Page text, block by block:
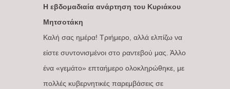
Η εβδομαδιαία ανάρτηση του Κυριάκου
Μητσοτάκη
Καλή σας ημέρα! Τριήμερο, αλλά ελπίζω να
είστε συντονισμένοι στο ραντεβού μας. Άλλο
ένα «γεμάτο» επταήμερο ολοκληρώθηκε, με
πολλές κυβερνητικές παρεμβάσεις σε